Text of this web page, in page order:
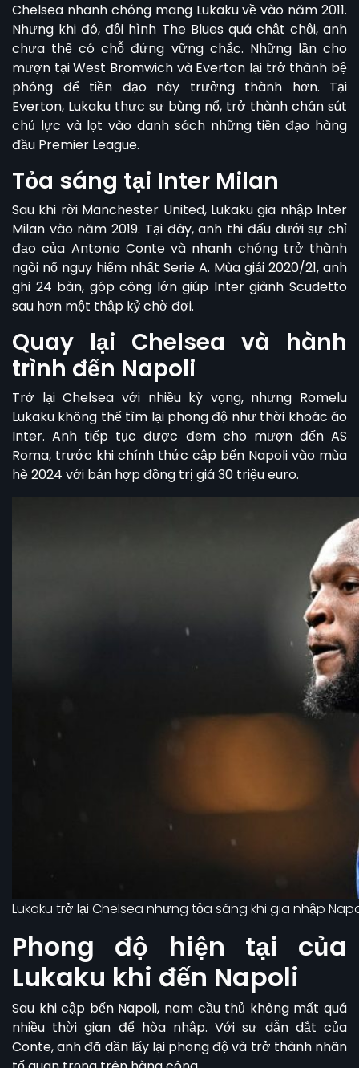
Chelsea nhanh chóng mang Lukaku về vào năm 2011.
Nhưng khi đó, đội hình The Blues quá chật chội, anh
chưa thể có chỗ đứng vững chắc. Những lần cho
mượn tại West Bromwich và Everton lại trở thành bệ
phóng để tiền đạo này trưởng thành hơn. Tại
Everton, Lukaku thực sự bùng nổ, trở thành chân sút
chủ lực và lọt vào danh sách những tiền đạo hàng
đầu Premier League.
Tỏa sáng tại Inter Milan
Sau khi rời Manchester United, Lukaku gia nhập Inter
Milan vào năm 2019. Tại đây, anh thi đấu dưới sự chỉ
đạo của Antonio Conte và nhanh chóng trở thành
ngòi nổ nguy hiểm nhất Serie A. Mùa giải 2020/21, anh
ghi 24 bàn, góp công lớn giúp Inter giành Scudetto
sau hơn một thập kỷ chờ đợi.
Quay lại Chelsea và hành
trình đến Napoli
Trở lại Chelsea với nhiều kỳ vọng, nhưng Romelu
Lukaku không thể tìm lại phong độ như thời khoác áo
Inter. Anh tiếp tục được đem cho mượn đến AS
Roma, trước khi chính thức cập bến Napoli vào mùa
hè 2024 với bản hợp đồng trị giá 30 triệu euro.
Lukaku trở lại Chelsea nhưng tỏa sáng khi gia nhập
Phong độ hiện tại của
Lukaku khi đến Napoli
Sau khi cập bến Napoli, nam cầu thủ không mất quá
nhiều thời gian để hòa nhập. Với sự dẫn dắt của
Conte, anh đã dần lấy lại phong độ và trở thành nhân